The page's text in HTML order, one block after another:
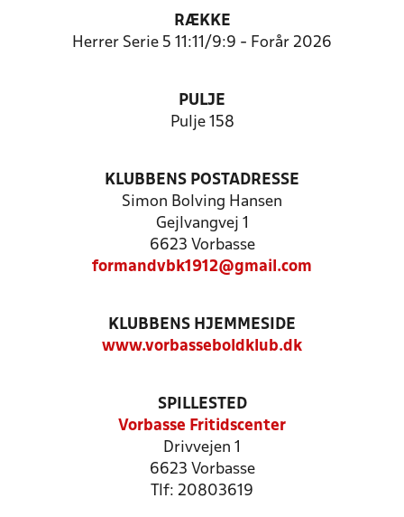
RÆKKE
Herrer Serie 5 11:11/9:9 - Forår 2026
PULJE
Pulje 158
KLUBBENS POSTADRESSE
Simon Bolving Hansen
Gejlvangvej 1
6623 Vorbasse
formandvbk1912@gmail.com
KLUBBENS HJEMMESIDE
www.vorbasseboldklub.dk
SPILLESTED
Vorbasse Fritidscenter
Drivvejen 1
6623 Vorbasse
Tlf: 20803619